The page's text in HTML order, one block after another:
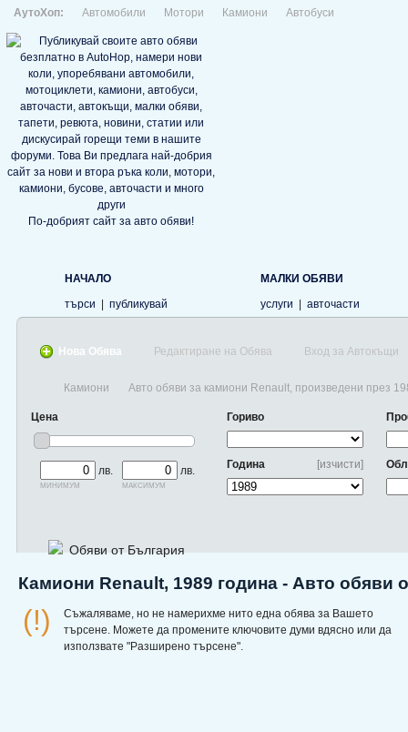
АутоХоп: Автомобили Мотори Камиони Автобуси
По-добрият сайт за авто обяви!
НАЧАЛО
търси
публикувай
МАЛКИ ОБЯВИ
услуги
авточасти
Нова Обява Редактиране на Обява Вход за Автокъщи
Камиони Авто обяви за камиони Renault, произведени през
Цена
лв.
минимум
лв.
максимум
Гориво
[изчисти]
Година
Обяви от България
Камиони Renault, 1989 година - Авто обяви
(!)
Съжаляваме, но не намерихме нито една обява за Вашето
търсене. Можете да промените ключовите думи вдясно или да
използвате "Разширено търсене".